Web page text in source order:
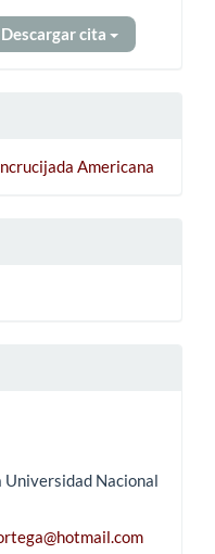
Descargar cita
Americana
Universidad Nacional